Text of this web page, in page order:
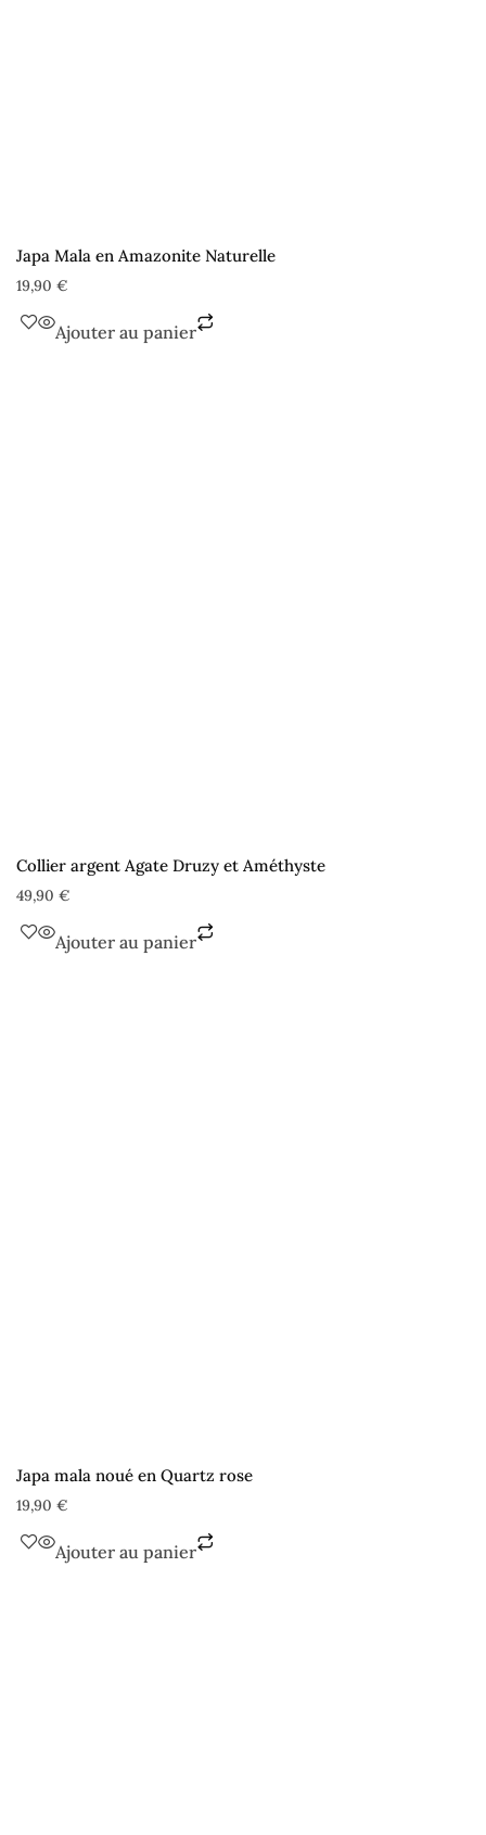
Japa Mala en Amazonite Naturelle
19,90 €
Ajouter au panier
Collier argent Agate Druzy et Améthyste
49,90 €
Ajouter au panier
Japa mala noué en Quartz rose
19,90 €
Ajouter au panier